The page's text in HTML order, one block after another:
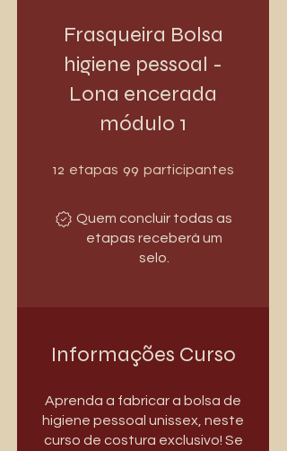
Frasqueira Bolsa
higiene pessoal -
Lona encerada
módulo 1
12 etapas 12 etapas
99 participantes
Quem concluir todas as
etapas receberá um
selo.
Informações Curso
Aprenda a fabricar a bolsa de
higiene pessoal unissex, neste
curso de costura exclusivo! Se